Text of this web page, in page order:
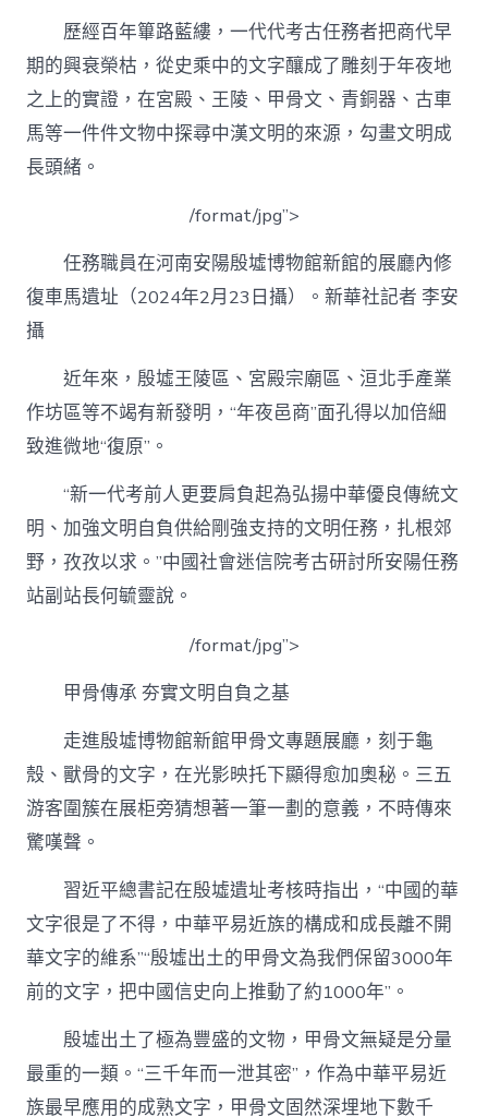
歷經百年篳路藍縷，一代代考古任務者把商代早
期的興衰榮枯，從史乘中的文字釀成了雕刻于年夜地
之上的實證，在宮殿、王陵、甲骨文、青銅器、古車
馬等一件件文物中探尋中漢文明的來源，勾畫文明成
長頭緒。
/format/jpg”>
任務職員在河南安陽殷墟博物館新館的展廳內修
復車馬遺址（2024年2月23日攝）。新華社記者 李安
攝
近年來，殷墟王陵區、宮殿宗廟區、洹北手產業
作坊區等不竭有新發明，“年夜邑商”面孔得以加倍細
致進微地“復原”。
“新一代考前人更要肩負起為弘揚中華優良傳統文
明、加強文明自負供給剛強支持的文明任務，扎根郊
野，孜孜以求。”中國社會迷信院考古研討所安陽任務
站副站長何毓靈說。
/format/jpg”>
甲骨傳承 夯實文明自負之基
走進殷墟博物館新館甲骨文專題展廳，刻于龜
殼、獸骨的文字，在光影映托下顯得愈加奧秘。三五
游客圍簇在展柜旁猜想著一筆一劃的意義，不時傳來
驚嘆聲。
習近平總書記在殷墟遺址考核時指出，“中國的華
文字很是了不得，中華平易近族的構成和成長離不開
華文字的維系”“殷墟出土的甲骨文為我們保留3000年
前的文字，把中國信史向上推動了約1000年”。
殷墟出土了極為豐盛的文物，甲骨文無疑是分量
最重的一類。“三千年而一泄其密”，作為中華平易近
族最早應用的成熟文字，甲骨文固然深埋地下數千